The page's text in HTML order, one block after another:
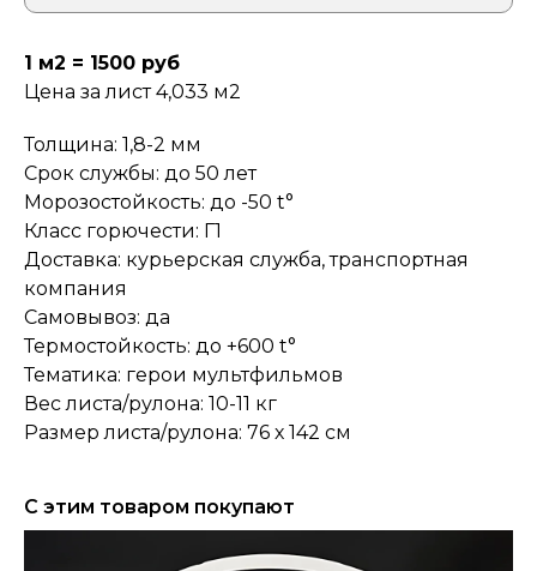
1 м2 = 1500 руб
Цена за лист 4,033 м2
Толщина: 1,8-2 мм
Срок службы: до 50 лет
Морозостойкость: до -50 t°
Класс горючести: Г1
Доставка: курьерская служба, транспортная
компания
Самовывоз: да
Термостойкость: до +600 t°
Тематика: герои мультфильмов
Вес листа/рулона: 10-11 кг
Размер листа/рулона: 76 х 142 см
С этим товаром покупают